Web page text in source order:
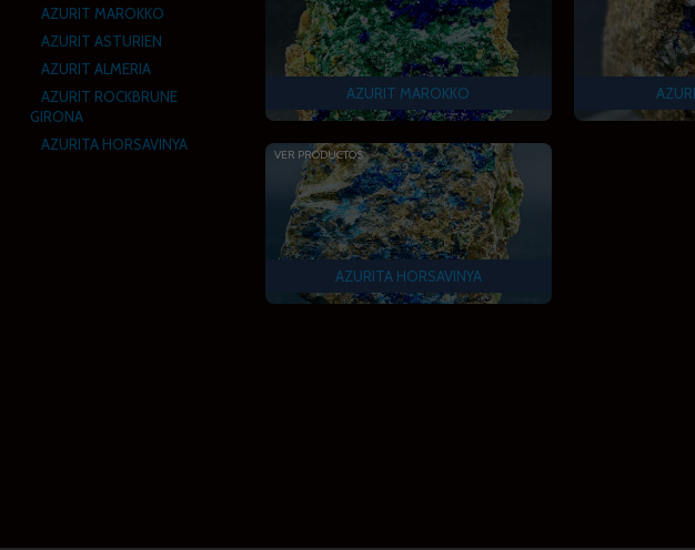
AZURIT MAROKKO
AZURIT ASTURIEN
AZURIT ALMERIA
AZURIT ROCKBRUNE
GIRONA
AZURITA HORSAVINYA
AZURIT MAROKKO
VER PRODUCTOS
AZURITA HORSAVINYA